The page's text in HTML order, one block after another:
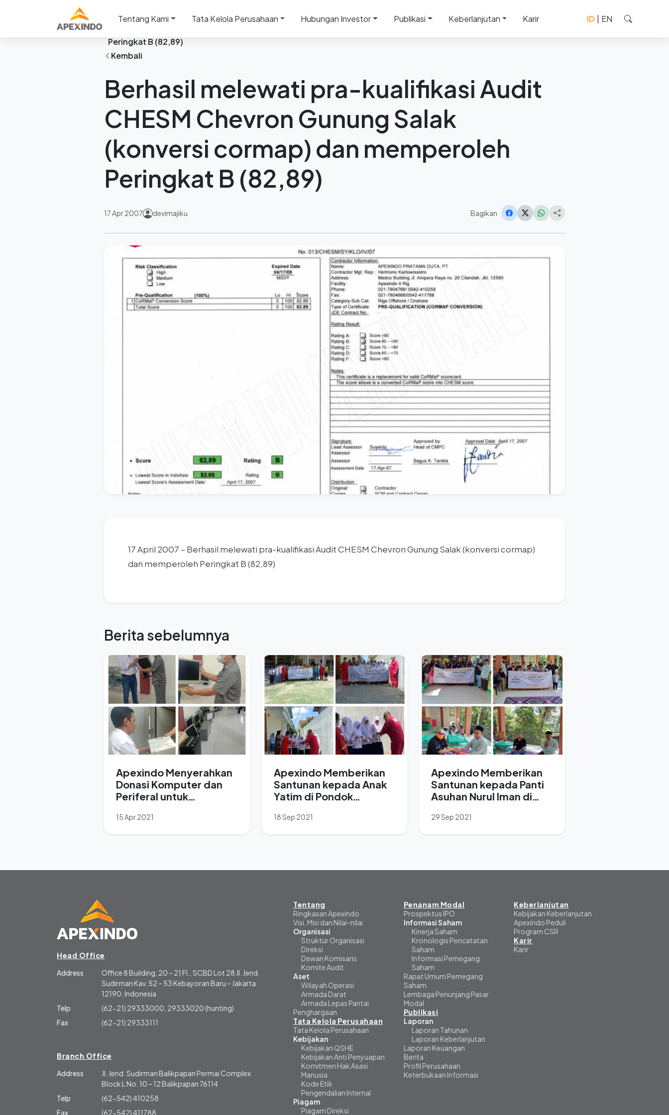
Tentang Kami Tata Kelola Perusahaan Hubungan Investor Publikasi Keberlanjutan Karir ID | EN
Beranda
Berita
Peringkat B (82,89)
Kembali
Berhasil melewati pra-kualifikasi Audit
CHESM Chevron Gunung Salak
(konversi cormap) dan memperoleh
Peringkat B (82,89)
17 Apr 2007 devimajiku Bagikan
17 April 2007 – Berhasil melewati pra-kualifikasi Audit CHESM Chevron Gunung Salak (konversi cormap)
dan memperoleh Peringkat B (82,89)
Berita sebelumnya
Apexindo Menyerahkan
Donasi Komputer dan
Periferal untuk
Siswa 1 Laptop”.
15 Apr 2021
Apexindo Memberikan
Santunan kepada Anak
Yatim di Pondok
Al-Ma’wa, Lamongan,
18 Sep 2021
Apexindo Memberikan
Santunan kepada Panti
Asuhan Nurul Iman di
29 Sep 2021
Head Office
Address
Office 8 Building, 20 – 21 Fl., SCBD Lot 28 Jl. Jend.
Sudirman Kav. 52 – 53 Kebayoran Baru – Jakarta
12190, Indonesia
Telp
(62-21) 29333000, 29333020 (hunting)
Fax
(62-21) 29333111
Branch Office
Address
Jl. Jend. Sudirman Balikpapan Permai Complex
Block L No. 10 – 12 Balikpapan 76114
Telp
(62-542) 410258
Fax
(62-542) 411788
Tentang
Ringkasan Apexindo
Visi, Misi dan Nilai-nilai
Organisasi
Struktur Organisasi
Direksi
Dewan Komisaris
Komite Audit
Aset
Wilayah Operasi
Armada Darat
Armada Lepas Pantai
Penghargaan
Tata Kelola Perusahaan
Tata Kelola Perusahaan
Kebijakan
Kebijakan QSHE
Kebijakan Anti Penyuapan
Komitmen Hak Asasi
Manusia
Kode Etik
Pengendalian Internal
Piagam
Piagam Direksi
Penanam Modal
Prospektus IPO
Informasi Saham
Kinerja Saham
Kronologis Pencatatan
Saham
Informasi Pemegang
Saham
Rapat Umum Pemegang
Saham
Lembaga Penunjang Pasar
Modal
Publikasi
Laporan
Laporan Tahunan
Laporan Keberlanjutan
Laporan Keuangan
Berita
Profil Perusahaan
Keterbukaan Informasi
Keberlanjutan
Kebijakan Keberlanjutan
Apexindo Peduli
Program CSR
Karir
Karir